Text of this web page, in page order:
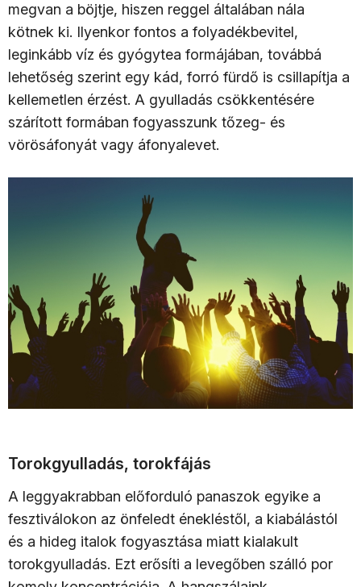
megvan a böjtje, hiszen reggel általában nála
kötnek ki. Ilyenkor fontos a folyadékbevitel,
leginkább víz és gyógytea formájában, továbbá
lehetőség szerint egy kád, forró fürdő is csillapítja a
kellemetlen érzést. A gyulladás csökkentésére
szárított formában fogyasszunk tőzeg- és
vörösáfonyát vagy áfonyalevet.
Torokgyulladás, torokfájás
A leggyakrabban előforduló panaszok egyike a
fesztiválokon az önfeledt énekléstől, a kiabálástól
és a hideg italok fogyasztása miatt kialakult
torokgyulladás. Ezt erősíti a levegőben szálló por